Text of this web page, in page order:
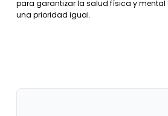
para garantizar la salud física y
una prioridad igual.